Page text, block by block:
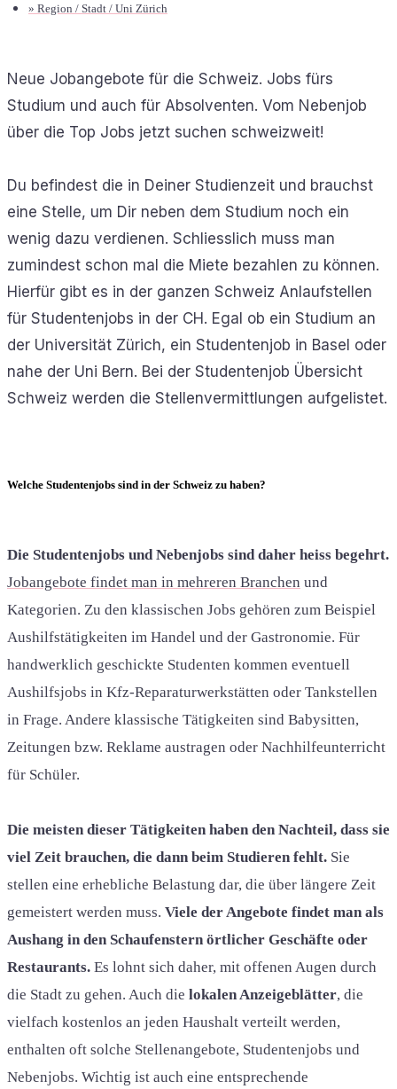
» Region / Stadt / Uni Zürich
Neue Jobangebote für die Schweiz. Jobs fürs
Studium und auch für Absolventen. Vom Nebenjob
über die Top Jobs jetzt suchen schweizweit!
Du befindest die in Deiner Studienzeit und brauchst
eine Stelle, um Dir neben dem Studium noch ein
wenig dazu verdienen. Schliesslich muss man
zumindest schon mal die Miete bezahlen zu können.
Hierfür gibt es in der ganzen Schweiz Anlaufstellen
für Studentenjobs in der CH. Egal ob ein Studium an
der Universität Zürich, ein Studentenjob in Basel oder
nahe der Uni Bern. Bei der Studentenjob Übersicht
Schweiz werden die Stellenvermittlungen aufgelistet.
Welche Studentenjobs sind in der Schweiz zu haben?
Die Studentenjobs und Nebenjobs sind daher heiss begehrt.
Jobangebote findet man in mehreren Branchen und
Kategorien. Zu den klassischen Jobs gehören zum Beispiel
Aushilfstätigkeiten im Handel und der Gastronomie. Für
handwerklich geschickte Studenten kommen eventuell
Aushilfsjobs in Kfz-Reparaturwerkstätten oder Tankstellen
in Frage. Andere klassische Tätigkeiten sind Babysitten,
Zeitungen bzw. Reklame austragen oder Nachhilfeunterricht
für Schüler.
Die meisten dieser Tätigkeiten haben den Nachteil, dass sie
viel Zeit brauchen, die dann beim Studieren fehlt. Sie
stellen eine erhebliche Belastung dar, die über längere Zeit
gemeistert werden muss. Viele der Angebote findet man als
Aushang in den Schaufenstern örtlicher Geschäfte oder
Restaurants. Es lohnt sich daher, mit offenen Augen durch
die Stadt zu gehen. Auch die lokalen Anzeigeblätter, die
vielfach kostenlos an jeden Haushalt verteilt werden,
enthalten oft solche Stellenangebote, Studentenjobs und
Nebenjobs. Wichtig ist auch eine entsprechende